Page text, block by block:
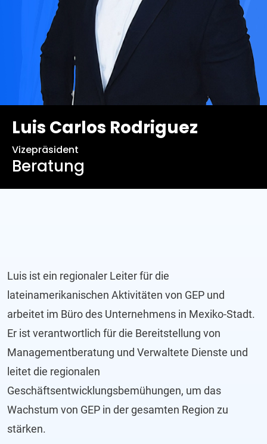
Luis Carlos Rodriguez
Vizepräsident
Beratung
Luis ist ein regionaler Leiter für die
lateinamerikanischen Aktivitäten von GEP und
arbeitet im Büro des Unternehmens in Mexiko-Stadt.
Er ist verantwortlich für die Bereitstellung von
Managementberatung und Verwaltete Dienste und
leitet die regionalen
Geschäftsentwicklungsbemühungen, um das
Wachstum von GEP in der gesamten Region zu
stärken.